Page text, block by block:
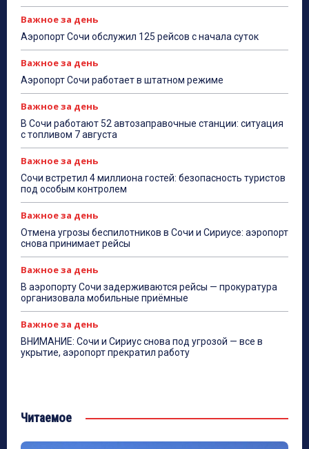
Важное за день
Аэропорт Сочи обслужил 125 рейсов с начала суток
Важное за день
Аэропорт Сочи работает в штатном режиме
Важное за день
В Сочи работают 52 автозаправочные станции: ситуация
с топливом 7 августа
Важное за день
Сочи встретил 4 миллиона гостей: безопасность туристов
под особым контролем
Важное за день
Отмена угрозы беспилотников в Сочи и Сириусе: аэропорт
снова принимает рейсы
Важное за день
В аэропорту Сочи задерживаются рейсы — прокуратура
организовала мобильные приёмные
Важное за день
ВНИМАНИЕ: Сочи и Сириус снова под угрозой — все в
укрытие, аэропорт прекратил работу
Читаемое